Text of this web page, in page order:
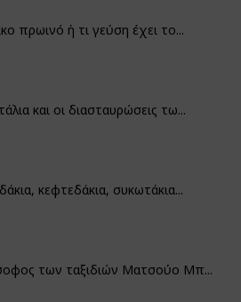
πρωινό ή τι γεύση έχει το...
και οι διασταυρώσεις τω...
κεφτεδάκια, συκωτάκια...
των ταξιδιών Ματσούο Μπ...